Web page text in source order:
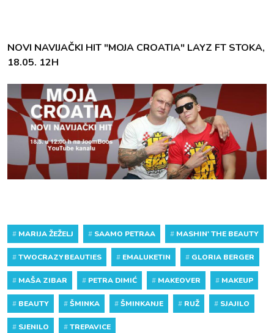
NOVI NAVIJAČKI HIT "MOJA CROATIA" LAYZ FT STOKA,
18.05. 12H
# MARIJA ŽEŽELJ # SAAMO PETRAA # MASHIN' THE BEAUTY
#TWOCRAZYBEAUTIES # EMALUKETIN # GLORIA BERGER
# MAŠA ZIBAR # PETRA DIMIĆ # MAKEOVER # MAKEUP
# BEAUTY #ŠMINKA #ŠMINKANJE # RUŽ # SJAJILO
# SJENILO #TREPAVICE